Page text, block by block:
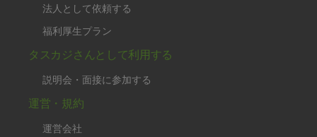
法人として依頼する
福利厚生プラン
タスカジさんとして利用する
説明会・面接に参加する
運営・規約
運営会社